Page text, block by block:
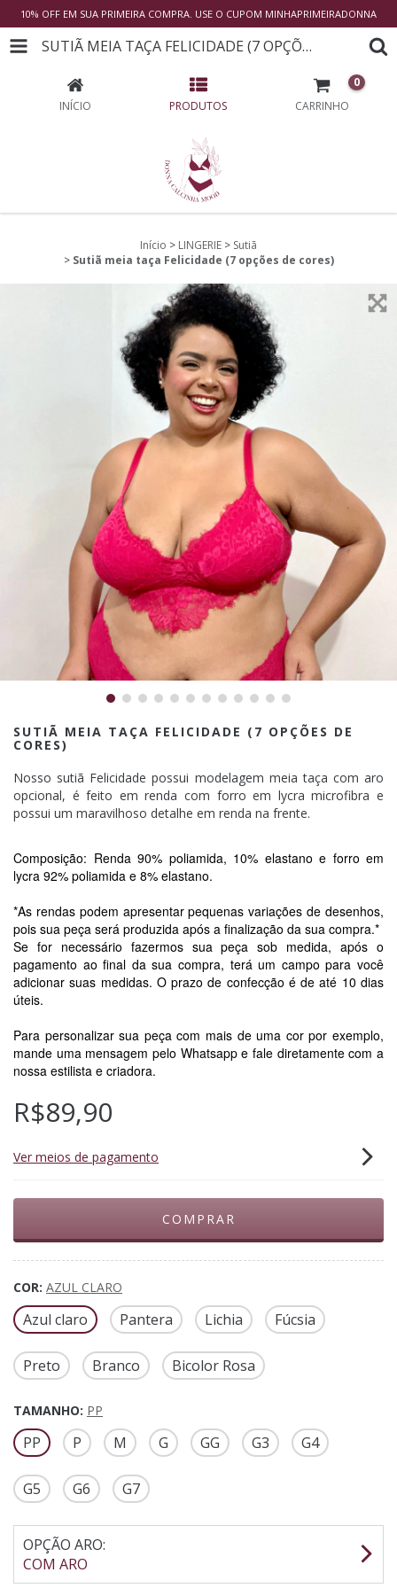
10% OFF EM SUA PRIMEIRA COMPRA. USE O CUPOM MINHAPRIMEIRADONNA
SUTIÃ MEIA TAÇA FELICIDADE (7 OPÇÕES DE CORES)
INÍCIO PRODUTOS CARRINHO
0
Início > LINGERIE > Sutiã
> Sutiã meia taça Felicidade (7 opções de cores)
SUTIÃ MEIA TAÇA FELICIDADE (7 OPÇÕES DE
CORES)
Nosso sutiã Felicidade possui modelagem meia taça com aro
opcional, é feito em renda com forro em lycra microfibra e
possui um maravilhoso detalhe em renda na frente.
Composição: Renda 90% poliamida, 10% elastano e forro em
lycra 92% poliamida e 8% elastano.
*As rendas podem apresentar pequenas variações de desenhos,
pois sua peça será produzida após a finalização da sua compra.*
Se for necessário fazermos sua peça sob medida, após o
pagamento ao final da sua compra, terá um campo para você
adicionar suas medidas. O prazo de confecção é de até 10 dias
úteis.
Para personalizar sua peça com mais de uma cor por exemplo,
mande uma mensagem pelo Whatsapp e fale diretamente com a
nossa estilista e criadora.
R$89,90
Ver meios de pagamento
COR: AZUL CLARO
Azul claro Pantera Lichia Fúcsia
Preto Branco Bicolor Rosa
TAMANHO: PP
PP P M G GG G3 G4
G5 G6 G7
OPÇÃO ARO:
COM ARO